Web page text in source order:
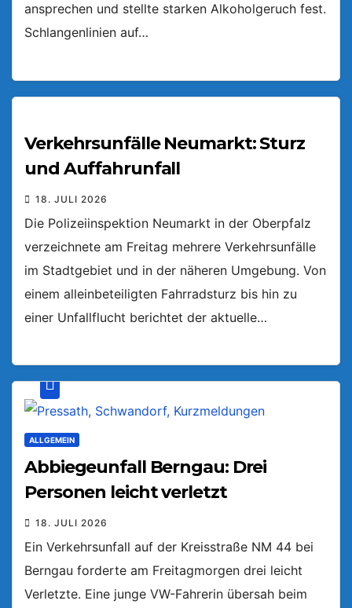
ansprechen und stellte starken Alkoholgeruch fest.
Schlangenlinien auf…
Verkehrsunfälle Neumarkt: Sturz
und Auffahrunfall
18. JULI 2026
Die Polizeiinspektion Neumarkt in der Oberpfalz
verzeichnete am Freitag mehrere Verkehrsunfälle
im Stadtgebiet und in der näheren Umgebung. Von
einem alleinbeteiligten Fahrradsturz bis hin zu
einer Unfallflucht berichtet der aktuelle…
ALLGEMEIN
Abbiegeunfall Berngau: Drei
Personen leicht verletzt
18. JULI 2026
Ein Verkehrsunfall auf der Kreisstraße NM 44 bei
Berngau forderte am Freitagmorgen drei leicht
Verletzte. Eine junge VW-Fahrerin übersah beim